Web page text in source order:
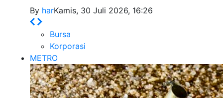
By harKamis, 30 Juli 2026, 16:26
Bursa
Korporasi
METRO